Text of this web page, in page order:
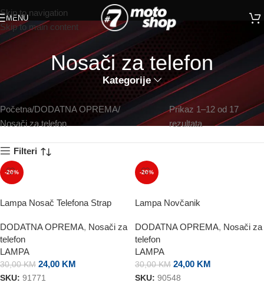
Skip to navigation
Skip to main content
MENU
Nosači za telefon
Kategorije
Početna DODATNA OPREMA
Nosači za telefon
Prikaz 1–12 od 17
rezultata
Filteri
-20%
Lampa Nosač Telefona Strap
DODATNA OPREMA, Nosači za
telefon
LAMPA
30,00KM 24,00 KM
SKU: 91771
-20%
Lampa Novčanik
DODATNA OPREMA, Nosači za
telefon
LAMPA
30,00KM 24,00 KM
SKU: 90548